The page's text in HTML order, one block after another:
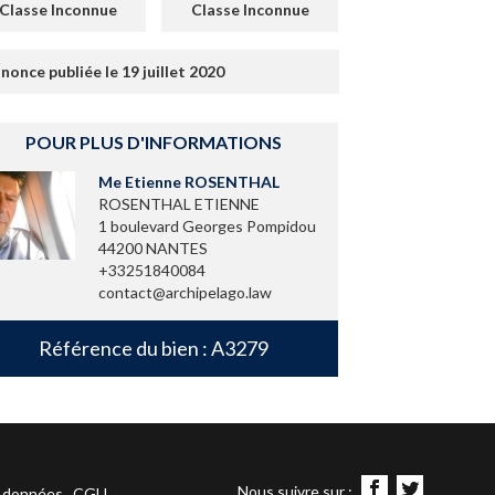
Inconnue Classe Inconnue
publiée le 19 juillet 2020
POUR PLUS D'INFORMATIONS
Me Etienne ROSENTHAL
ROSENTHAL ETIENNE
1 boulevard Georges Pompidou
44200 NANTES
+33251840084
contact@archipelago.law
Référence du bien : A3279
Nous suivre sur :